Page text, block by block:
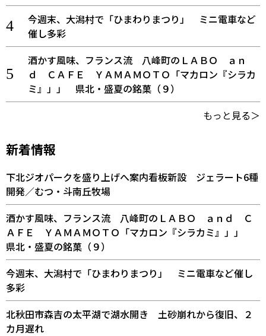
今週末、大潟村で「ひまわりまつり」 ミニ電車など
催し多彩
酒かす風味、フランス流 八峰町のＬＡＢＯ ａｎ
ｄ ＣＡＦＥ ＹＡＭＡＭＯＴＯ「マカロン『シラカ
ミ』」」 県北・盛夏の銘菓（９）
もっと見る＞
新着情報
下北ジオパークを盛り上げへ案内看板新設 ジェラート6種
開発／むつ・斗南丘牧場
酒かす風味、フランス流 八峰町のＬＡＢＯ ａｎｄ Ｃ
ＡＦＥ ＹＡＭＡＭＯＴＯ「マカロン『シラカミ』」」
県北・盛夏の銘菓（９）
今週末、大潟村で「ひまわりまつり」 ミニ電車など催し
多彩
北秋田市森吉の太平湖で湖水開き 土砂崩れから復旧、２
カ月遅れ